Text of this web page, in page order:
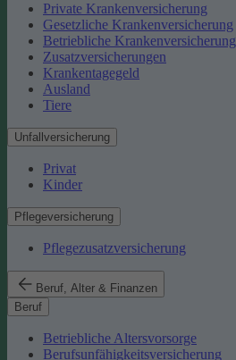
Private Krankenversicherung
Gesetzliche Krankenversicherung
Betriebliche Krankenversicherung
Zusatzversicherungen
Krankentagegeld
Ausland
Tiere
Unfallversicherung
Privat
Kinder
Pflegeversicherung
Pflegezusatzversicherung
Beruf, Alter & Finanzen
Beruf
Betriebliche Altersvorsorge
Berufsunfähigkeitsversicherung